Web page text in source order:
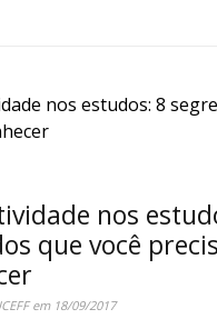
nos
que você
em 18/09/2017